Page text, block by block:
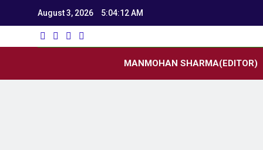
August 3, 2026 5:04:13 AM
MANMOHAN SHARMA(EDITOR)